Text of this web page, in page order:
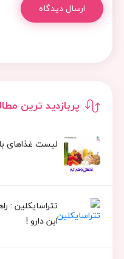
پربازدید ترین
لیست غذاهای
تتراسایکلین :
این دارو !
ارسال دیدگاه